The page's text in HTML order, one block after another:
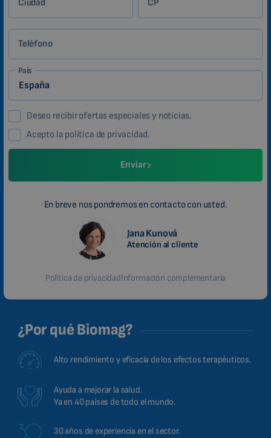
Ciudad CP
Teléfono
País
Deseo recibir ofertas especiales y noticias.
Acepto la política de privacidad.
Enviar
En breve nos pondremos en contacto con usted.
Jana Kunová
Atención al cliente
Política de privacidadInformación complementaria
¿Por qué Biomag?
Alto rendimiento y eficacia de los efectos terapéuticos.
Ayuda a mejorar la salud.
Ya en 40 países de todo el mundo.
30 años de experiencia en el sector.